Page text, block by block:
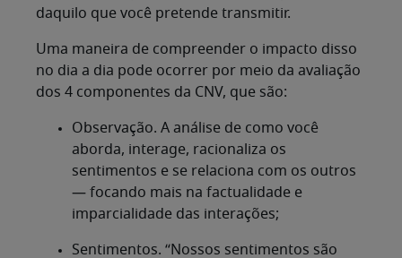
daquilo que você pretende transmitir.
Uma maneira de compreender o impacto disso
no dia a dia pode ocorrer por meio da avaliação
dos 4 componentes da CNV, que são:
Observação. A análise de como você
aborda, interage, racionaliza os
sentimentos e se relaciona com os outros
— focando mais na factualidade e
imparcialidade das interações;
Sentimentos. “Nossos sentimentos são